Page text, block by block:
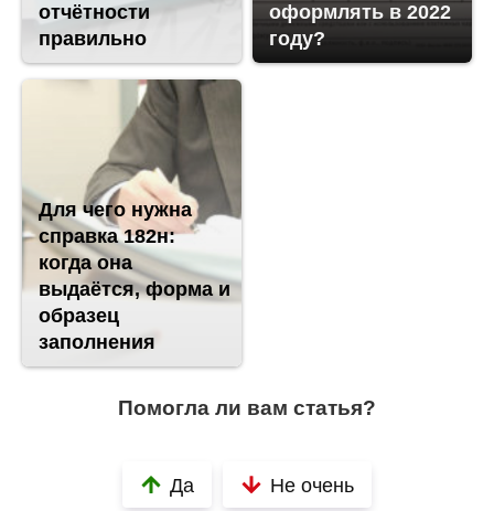
отчётности
правильно
оформлять в 2022
году?
Для чего нужна
справка 182н:
когда она
выдаётся, форма и
образец
заполнения
Помогла ли вам статья?
Да Не очень